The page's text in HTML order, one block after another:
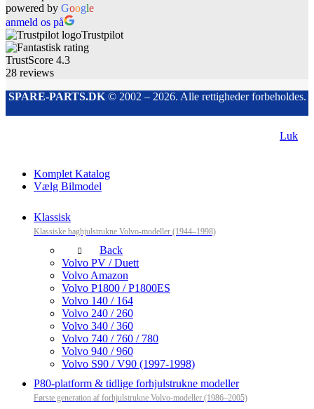
powered by Google
anmeld os på
Trustpilot
TrustScore 4.3
28 reviews
SPARE-PARTS.DK© 2002 – 2026. Alle rettigheder forbeholdes.
Luk
Komplet Katalog
Vælg Bilmodel
Klassisk
Klassiske baghjulstrukne Volvo-modeller (1944–1998)
Back
Volvo PV / Duett
Volvo Amazon
Volvo P1800 / P1800ES
Volvo 140 / 164
Volvo 240 / 260
Volvo 340 / 360
Volvo 740 / 760 / 780
Volvo 940 / 960
Volvo S90 / V90 (1997-1998)
P80-platform & tidlige forhjulstrukne modeller
Første generation af forhjulstrukne Volvo-modeller (1986–2005)